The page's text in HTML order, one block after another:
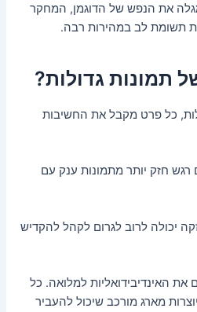
את הנפש של הדוגמן, המחקר
תשומת לב במהירות רבה.
תמונות גדולות?
כל פרט מקבל את החשיבות
רגש חזק יותר מתמונות ענק עם
יכולה לרוב לגרום לקהל להקדיש
את האינדיבידואליות למלואה. כל
מארג מורכב שיכול להעביר